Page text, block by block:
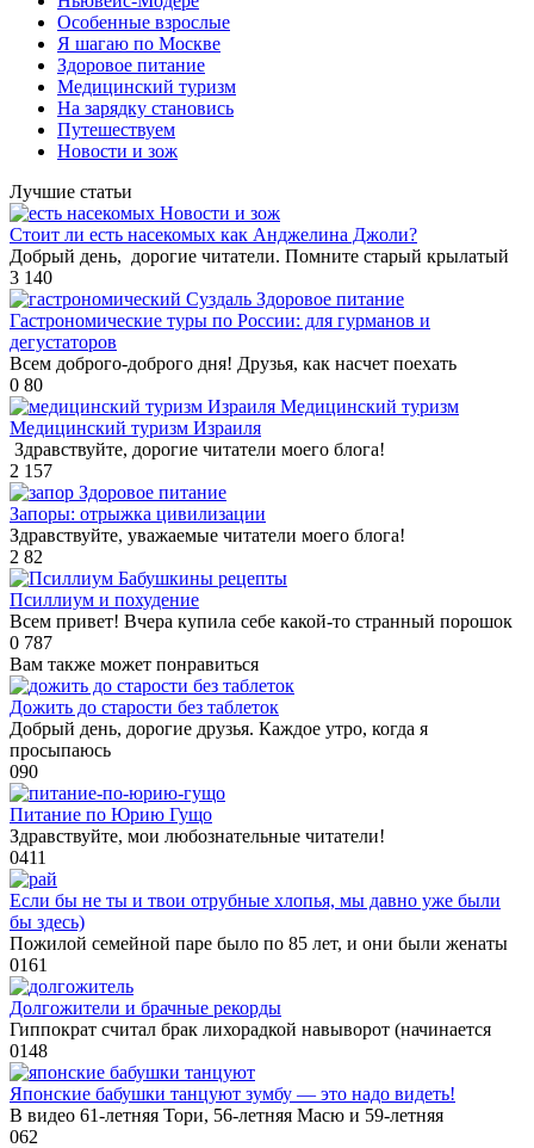
Особенные взрослые
Я шагаю по Москве
Здоровое питание
Медицинский туризм
На зарядку становись
Путешествуем
Новости и зож
Лучшие статьи
Новости и зож
Стоит ли есть насекомых как Анджелина Джоли?
Добрый день, дорогие читатели. Помните старый крылатый
3 140
Здоровое питание
Гастрономические туры по России: для гурманов и
дегустаторов
Всем доброго-доброго дня! Друзья, как насчет поехать
0 80
Медицинский туризм
Медицинский туризм Израиля
Здравствуйте, дорогие читатели моего блога!
2 157
Здоровое питание
Запоры: отрыжка цивилизации
Здравствуйте, уважаемые читатели моего блога!
2 82
Бабушкины рецепты
Псиллиум и похудение
Всем привет! Вчера купила себе какой-то странный порошок
0 787
Вам также может понравиться
Дожить до старости без таблеток
Добрый день, дорогие друзья. Каждое утро, когда я
просыпаюсь
090
Питание по Юрию Гущо
Здравствуйте, мои любознательные читатели!
0411
Если бы не ты и твои отрубные хлопья, мы давно уже были
бы здесь)
Пожилой семейной паре было по 85 лет, и они были женаты
0161
Долгожители и брачные рекорды
Гиппократ считал брак лихорадкой навыворот (начинается
0148
Японские бабушки танцуют зумбу — это надо видеть!
В видео 61-летняя Тори, 56-летняя Масю и 59-летняя
062